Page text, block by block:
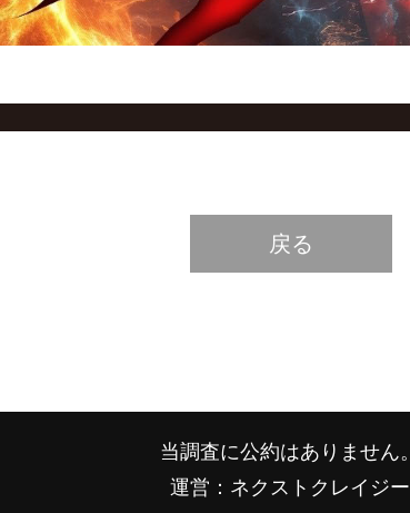
戻る
当調査に公約はありません。
運営：ネクストクレイジー